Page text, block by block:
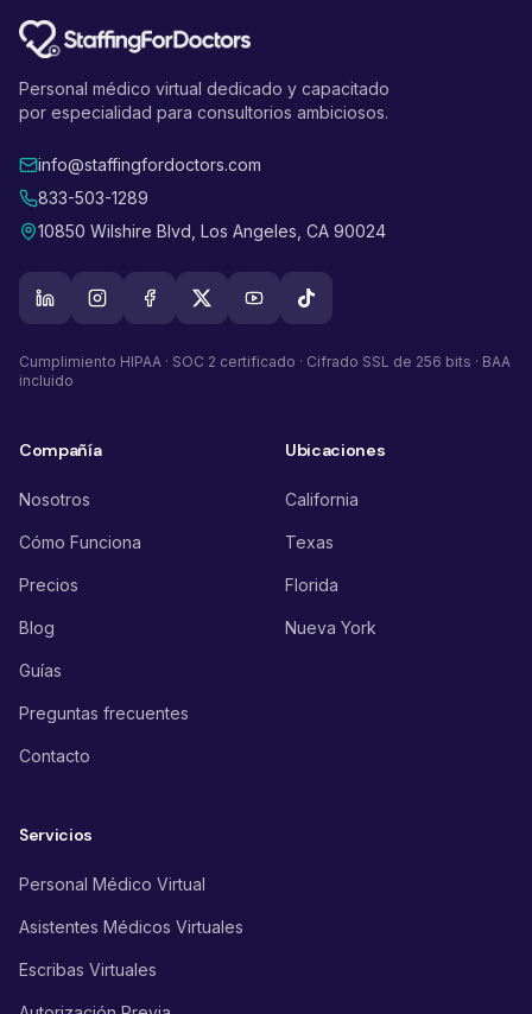
Personal médico virtual dedicado y capacitado
por especialidad para consultorios ambiciosos.
info@staffingfordoctors.com
833-503-1289
10850 Wilshire Blvd, Los Angeles, CA 90024
Cumplimiento HIPAA · SOC 2 certificado · Cifrado SSL de 256 bits · BAA
incluido
Compañía
Nosotros
Cómo Funciona
Precios
Blog
Guías
Preguntas frecuentes
Contacto
Ubicaciones
California
Texas
Florida
Nueva York
Servicios
Personal Médico Virtual
Asistentes Médicos Virtuales
Escribas Virtuales